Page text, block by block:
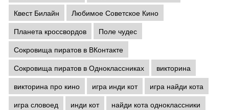
Квест Билайн
Любимое Советское Кино
Планета кроссвордов
Поле чудес
Сокровища пиратов в ВКонтакте
Сокровища пиратов в Одноклассниках
викторина
викторина про кино
игра инди кот
игра найди кота
игра словоед
инди кот
найди кота одноклассники